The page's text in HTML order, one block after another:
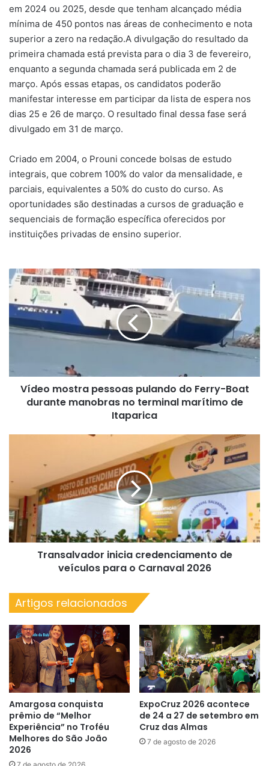
em 2024 ou 2025, desde que tenham alcançado média
mínima de 450 pontos nas áreas de conhecimento e nota
superior a zero na redação.A divulgação do resultado da
primeira chamada está prevista para o dia 3 de fevereiro,
enquanto a segunda chamada será publicada em 2 de
março. Após essas etapas, os candidatos poderão
manifestar interesse em participar da lista de espera nos
dias 25 e 26 de março. O resultado final dessa fase será
divulgado em 31 de março.
Criado em 2004, o Prouni concede bolsas de estudo
integrais, que cobrem 100% do valor da mensalidade, e
parciais, equivalentes a 50% do custo do curso. As
oportunidades são destinadas a cursos de graduação e
sequenciais de formação específica oferecidos por
instituições privadas de ensino superior.
Vídeo
mostra
pessoas
pulando
do
Ferry-
manobras
terminal
Vídeo mostra pessoas pulando do Ferry-Boat
durante manobras no terminal marítimo de
Itaparica
credenciamento
veículos
para
o
Carnaval
2026
Transalvador inicia credenciamento de
veículos para o Carnaval 2026
Artigos relacionados
Amargosa conquista
prêmio de “Melhor
Experiência” no Troféu
Melhores do São João
2026
ExpoCruz 2026 acontece
de 24 a 27 de setembro em
Cruz das Almas
7 de agosto de 2026